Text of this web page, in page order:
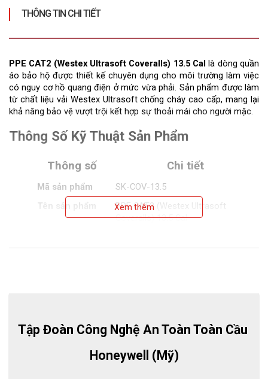
THÔNG TIN CHI TIẾT
PPE CAT2 (Westex Ultrasoft Coveralls) 13.5 Cal là dòng quần
áo bảo hộ được thiết kế chuyên dụng cho môi trường làm việc
có nguy cơ hồ quang điện ở mức vừa phải. Sản phẩm được làm
từ chất liệu vải Westex Ultrasoft chống cháy cao cấp, mang lại
khả năng bảo vệ vượt trội kết hợp sự thoải mái cho người mặc.
Thông Số Kỹ Thuật Sản Phẩm
Thông số Chi tiết
Mã sản phẩm
SK-COV-13.5
Tên sản phẩm
PPE CAT2 (Westex Ultrasoft
Coveralls) 13.5 Cal
Đặc Điểm Nổi Bật Của PPE CAT2
Xem thêm
Tập Đoàn Công Nghệ An Toàn Toàn Cầu
Honeywell (Mỹ)